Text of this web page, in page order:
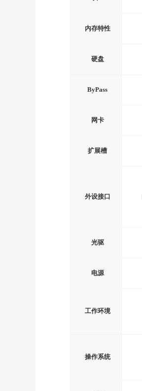
内存特性
硬盘
ByPass
网卡
扩展槽
外设接口
光驱
电源
工作环境
操作系统